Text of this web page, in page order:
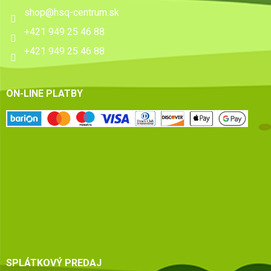
shop@hsq-centrum.sk
+421 949 25 46 88
+421 949 25 46 88
ON-LINE PLATBY
SPLÁTKOVÝ PREDAJ